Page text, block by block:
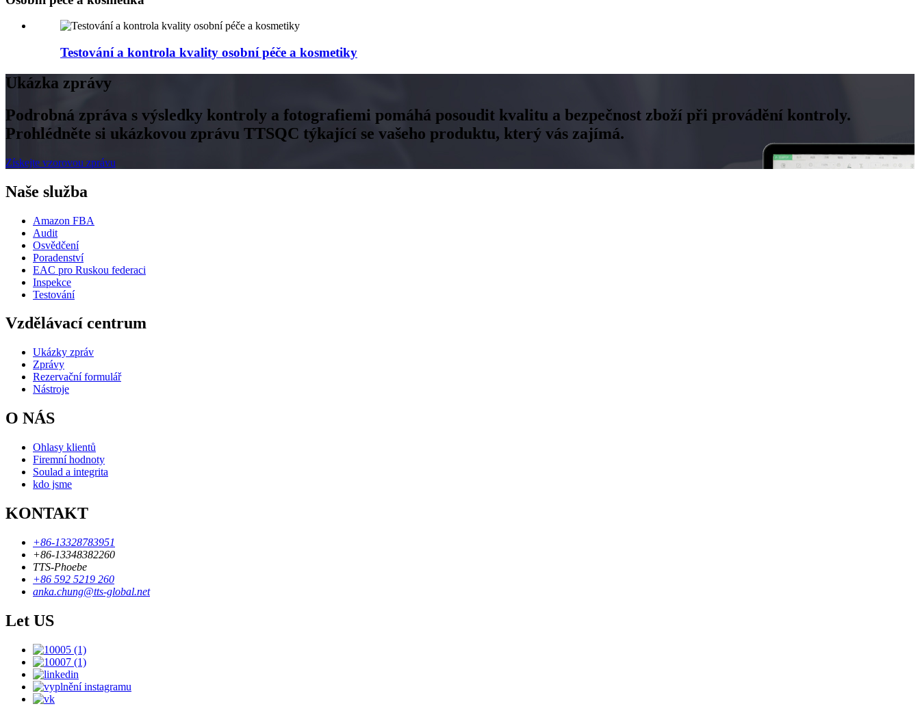
Testování a kontrola kvality osobní péče a kosmetiky
Ukázka zprávy
Podrobná zpráva s výsledky kontroly a fotografiemi pomáhá posoudit kvalitu a bezpečnost zboží při provádění kontroly.
Prohlédněte si ukázkovou zprávu TTSQC týkající se vašeho produktu, který vás zajímá.
Získejte vzorovou zprávu
Naše služba
Amazon FBA
Audit
Osvědčení
Poradenství
EAC pro Ruskou federaci
Inspekce
Testování
Vzdělávací centrum
Ukázky zpráv
Zprávy
Rezervační formulář
Nástroje
O NÁS
Ohlasy klientů
Firemní hodnoty
Soulad a integrita
kdo jsme
KONTAKT
+86-13328783951
+86-13348382260
TTS-Phoebe
+86 592 5219 260
anka.chung@tts-global.net
Let US